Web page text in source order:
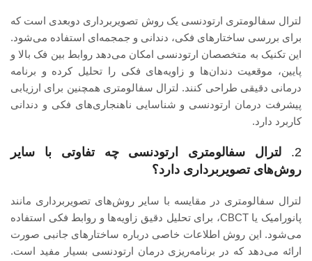
لترال سفالومتری ارتودنسی یک روش تصویربرداری دوبعدی است که
برای بررسی ساختارهای فکی، دندانی و جمجمه‌ای استفاده می‌شود.
این تکنیک به متخصصان ارتودنسی امکان می‌دهد روابط بین فک بالا و
پایین، موقعیت دندان‌ها و زاویه‌های فکی را تحلیل کرده و برنامه
درمانی دقیقی طراحی کنند. لترال سفالومتری همچنین برای ارزیابی
پیشرفت درمان ارتودنسی و شناسایی ناهنجاری‌های فکی و دندانی
کاربرد دارد.
2.
لترال سفالومتری ارتودنسی چه تفاوتی با سایر
روش‌های تصویربرداری دارد؟
لترال سفالومتری در مقایسه با سایر روش‌های تصویربرداری مانند
پانورامیک یا CBCT، برای تحلیل دقیق زاویه‌ها و روابط فکی استفاده
می‌شود. این روش اطلاعات خاصی درباره ساختارهای جانبی صورت
ارائه می‌دهد که در برنامه‌ریزی درمان ارتودنسی بسیار مفید است.